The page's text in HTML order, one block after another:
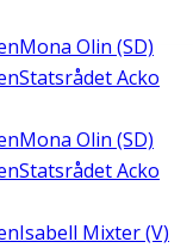
Mona Olin (SD)
Statsrådet Acko
Mona Olin (SD)
Statsrådet Acko
Isabell Mixter (V)